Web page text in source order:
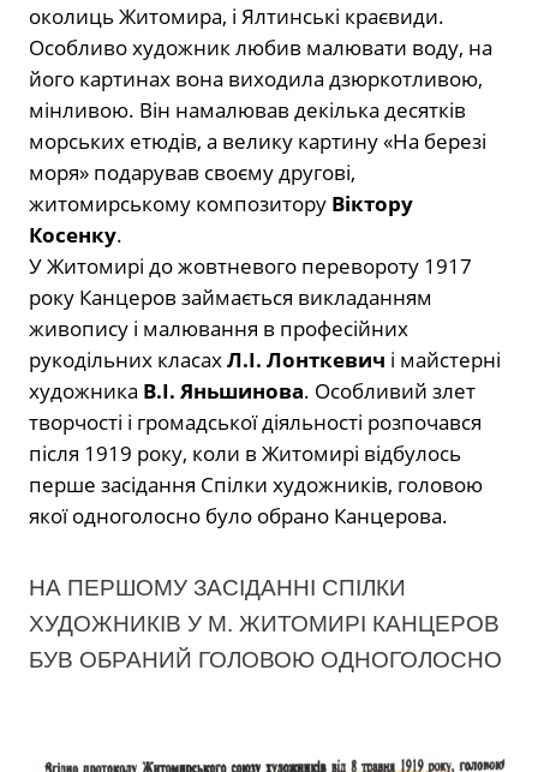
околиць Житомира, і Ялтинські краєвиди.
Особливо художник любив малювати воду, на
його картинах вона виходила дзюркотливою,
мінливою. Він намалював декілька десятків
морських етюдів, а велику картину «На березі
моря» подарував своєму другові,
житомирському композитору Віктору
Косенку.
У Житомирі до жовтневого перевороту 1917
року Канцеров займається викладанням
живопису і малювання в професійних
рукодільних класахЛ.І. Лонткевич і майстерні
художника В.І. Яньшинова. Особливий злет
творчості і громадської діяльності розпочався
після 1919 року, коли в Житомирі відбулось
перше засідання Спілки художників, головою
якої одноголосно було обрано Канцерова.
НА ПЕРШОМУ ЗАСІДАННІ СПІЛКИ
ХУДОЖНИКІВ У М. ЖИТОМИРІ КАНЦЕРОВ
БУВ ОБРАНИЙ ГОЛОВОЮ ОДНОГОЛОСНО